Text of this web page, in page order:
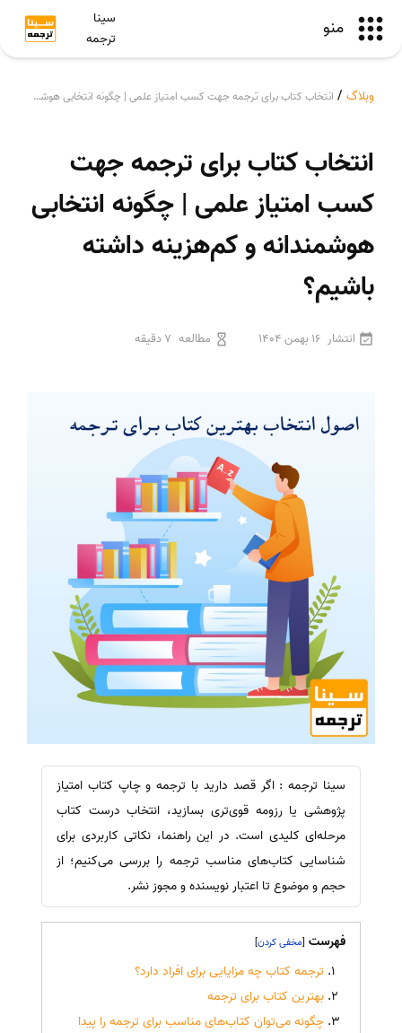
منو
سینا
ترجمه
وبلاگ / انتخاب کتاب برای ترجمه جهت کسب امتیاز علمی | چگونه انتخابی هوشمندانه و کم‌هزینه داشته باشیم؟
انتخاب کتاب برای ترجمه جهت
کسب امتیاز علمی | چگونه انتخابی
هوشمندانه و کم‌هزینه داشته
باشیم؟
انتشار 16 بهمن 1404 مطالعه 7 دقیقه
سینا ترجمه : اگر قصد دارید با ترجمه و چاپ کتاب امتیاز
پژوهشی یا رزومه قوی‌تری بسازید، انتخاب درست کتاب
مرحله‌ای کلیدی است. در این راهنما، نکاتی کاربردی برای
شناسایی کتاب‌های مناسب ترجمه را بررسی می‌کنیم؛ از
حجم و موضوع تا اعتبار نویسنده و مجوز نشر.
فهرست [
]
ترجمه کتاب چه مزایایی برای افراد دارد؟
بهترین کتاب برای ترجمه
چگونه می‌توان کتاب‌های مناسب برای ترجمه را پیدا